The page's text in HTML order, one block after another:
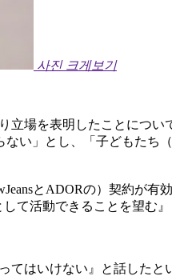
사진 크게보기
立場を表明したことにつ
い」とし、「子どもたち
とADORの）契約が有
て活動できることを望む
はいけない』と話した